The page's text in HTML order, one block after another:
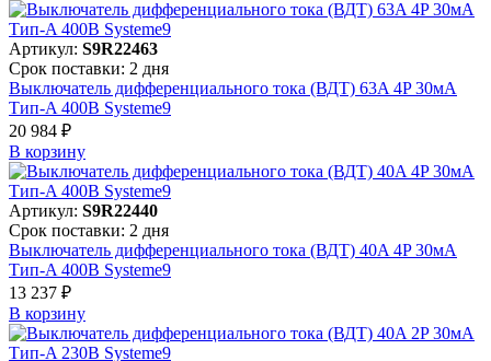
Артикул: S9R22463
Срок поставки: 2 дня
Выключатель дифференциального тока (ВДТ) 63A 4P 30мА
Тип-A 400В Systeme9
20 984 ₽
В корзинy
Артикул: S9R22440
Срок поставки: 2 дня
Выключатель дифференциального тока (ВДТ) 40A 4P 30мА
Тип-A 400В Systeme9
13 237 ₽
В корзинy